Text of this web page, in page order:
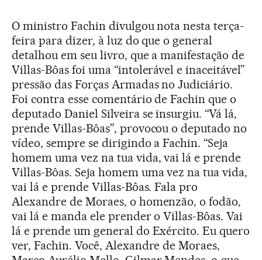
O ministro Fachin divulgou nota nesta terça-
feira para dizer, à luz do que o general
detalhou em seu livro, que a manifestação de
Villas-Bôas foi uma “intolerável e inaceitável”
pressão das Forças Armadas no Judiciário.
Foi contra esse comentário de Fachin que o
deputado Daniel Silveira se insurgiu. “Vá lá,
prende Villas-Bôas”, provocou o deputado no
vídeo, sempre se dirigindo a Fachin. “Seja
homem uma vez na tua vida, vai lá e prende
Villas-Bôas. Seja homem uma vez na tua vida,
vai lá e prende Villas-Bôas. Fala pro
Alexandre de Moraes, o homenzão, o fodão,
vai lá e manda ele prender o Villas-Bôas. Vai
lá e prende um general do Exército. Eu quero
ver, Fachin. Você, Alexandre de Moraes,